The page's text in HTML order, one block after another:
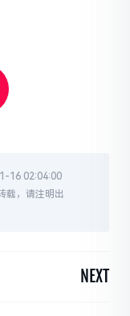
16 02:04:00
载，请注明出
NEXT